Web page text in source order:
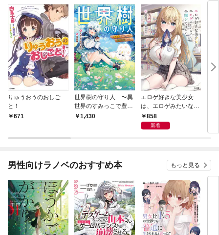
りゅうおうのおしご
と！
671
世界樹の守り人 〜異
世界のすみっこで豊か
な国づくり〜
1,430
エロゲ好きな美少女
は、エロゲみたいなこ
と全部シてほしい【電
子ＳＳ特典付き】
858
新着
行
男性向けラノベのおすすめ本 もっと見る